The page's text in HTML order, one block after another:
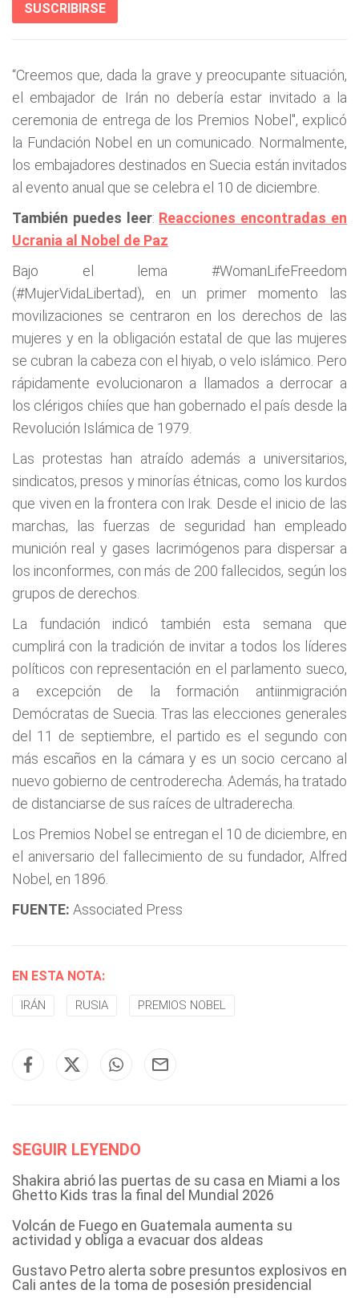
SUSCRIBIRSE
“Creemos que, dada la grave y preocupante situación,
el embajador de Irán no debería estar invitado a la
ceremonia de entrega de los Premios Nobel", explicó
la Fundación Nobel en un comunicado. Normalmente,
los embajadores destinados en Suecia están invitados
al evento anual que se celebra el 10 de diciembre.
También puedes leer: Reacciones encontradas en
Ucrania al Nobel de Paz
Bajo el lema #WomanLifeFreedom
(#MujerVidaLibertad), en un primer momento las
movilizaciones se centraron en los derechos de las
mujeres y en la obligación estatal de que las mujeres
se cubran la cabeza con el hiyab, o velo islámico. Pero
rápidamente evolucionaron a llamados a derrocar a
los clérigos chiíes que han gobernado el país desde la
Revolución Islámica de 1979.
Las protestas han atraído además a universitarios,
sindicatos, presos y minorías étnicas, como los kurdos
que viven en la frontera con Irak. Desde el inicio de las
marchas, las fuerzas de seguridad han empleado
munición real y gases lacrimógenos para dispersar a
los inconformes, con más de 200 fallecidos, según los
grupos de derechos.
La fundación indicó también esta semana que
cumplirá con la tradición de invitar a todos los líderes
políticos con representación en el parlamento sueco,
a excepción de la formación antiinmigración
Demócratas de Suecia. Tras las elecciones generales
del 11 de septiembre, el partido es el segundo con
más escaños en la cámara y es un socio cercano al
nuevo gobierno de centroderecha. Además, ha tratado
de distanciarse de sus raíces de ultraderecha.
Los Premios Nobel se entregan el 10 de diciembre, en
el aniversario del fallecimiento de su fundador, Alfred
Nobel, en 1896.
FUENTE: Associated Press
EN ESTA NOTA:
IRÁN RUSIA PREMIOS NOBEL
SEGUIR LEYENDO
Shakira abrió las puertas de su casa en Miami a los
Ghetto Kids tras la final del Mundial 2026
Volcán de Fuego en Guatemala aumenta su
actividad y obliga a evacuar dos aldeas
Gustavo Petro alerta sobre presuntos explosivos en
Cali antes de la toma de posesión presidencial